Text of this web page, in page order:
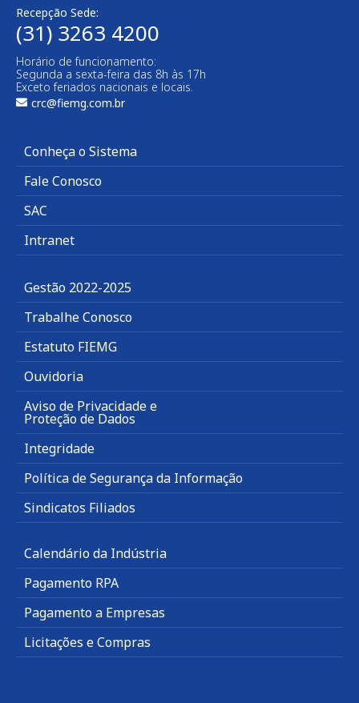
Recepção Sede:
(31) 3263 4200
Horário de funcionamento:
Segunda a sexta-feira das 8h às 17h
Exceto feriados nacionais e locais.
crc@fiemg.com.br
Conheça o Sistema
Fale Conosco
SAC
Intranet
Gestão 2022-2025
Trabalhe Conosco
Estatuto FIEMG
Ouvidoria
Aviso de Privacidade e
Proteção de Dados
Integridade
Política de Segurança da Informação
Sindicatos Filiados
Calendário da Indústria
Pagamento RPA
Pagamento a Empresas
Licitações e Compras